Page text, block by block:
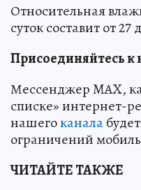
Относительная
суток составит от 27
Присоединяйтесь к
Мессенджер MAX,
списке» интернет-
нашегоканала
ограничений
ЧИТАЙТЕ ТАКЖЕ